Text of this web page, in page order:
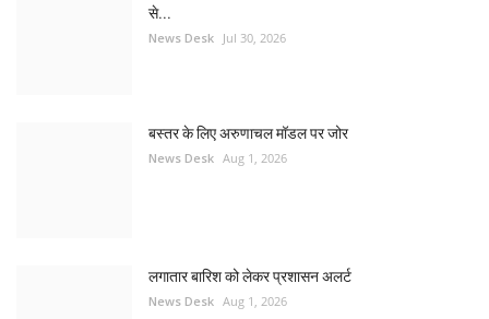
से...
News Desk Jul 30, 2026
बस्तर के लिए अरुणाचल मॉडल पर जोर
News Desk Aug 1, 2026
लगातार बारिश को लेकर प्रशासन अलर्ट
News Desk Aug 1, 2026